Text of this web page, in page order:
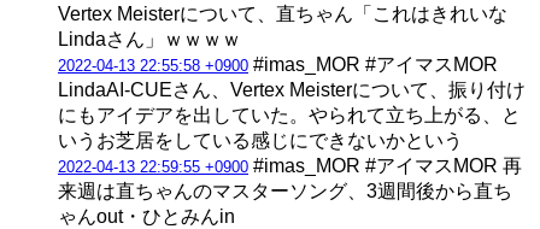
Vertex Meisterについて、直ちゃん「これはきれいな
Lindaさん」ｗｗｗｗ
2022-04-13 22:55:58 +0900 #imas_MOR #アイマスMOR
LindaAI-CUEさん、Vertex Meisterについて、振り付け
にもアイデアを出していた。やられて立ち上がる、と
いうお芝居をしている感じにできないかという
2022-04-13 22:59:55 +0900 #imas_MOR #アイマスMOR 再
来週は直ちゃんのマスターソング、3週間後から直ち
ゃんout・ひとみんin